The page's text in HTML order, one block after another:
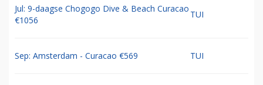
Jul: 9-daagse Chogogo Dive & Beach Curacao
€1056
TUI
Sep: Amsterdam - Curacao €569 TUI